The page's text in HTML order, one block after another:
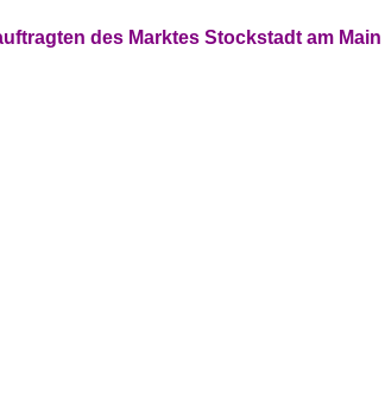
des Marktes Stockstadt am Main